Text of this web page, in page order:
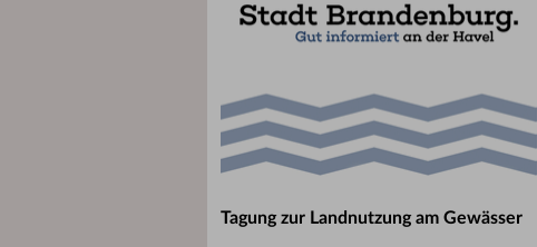
Tagung zur Landnutzung am Gewässer